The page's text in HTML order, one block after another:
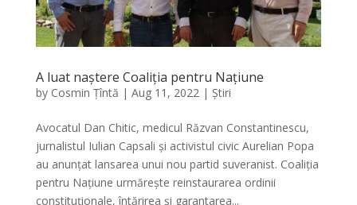
A luat naștere Coaliția pentru Națiune
by Cosmin Țîntă | Aug 11, 2022 | Știri
Avocatul Dan Chitic, medicul Răzvan Constantinescu,
jurnalistul Iulian Capsali și activistul civic Aurelian Popa
au anunțat lansarea unui nou partid suveranist. Coaliția
pentru Națiune urmărește reinstaurarea ordinii
constituționale, întărirea și garantarea...